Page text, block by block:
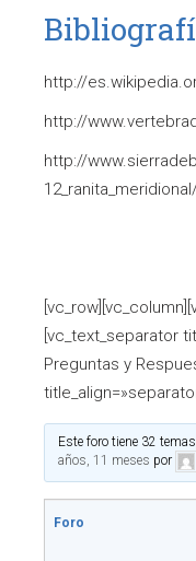
http://
http://
http://
[vc_text_separator
Preguntas y
Este foro tiene 32
años, 11 meses por
Foro